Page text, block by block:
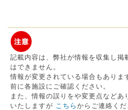
記載内容は、弊社が情報を収集し掲
はできません。
情報が変更されている場合もありま
前に各施設にご確認ください。
また、情報の誤りをや変更点などあ
いたしますが こちら からご連絡くだ